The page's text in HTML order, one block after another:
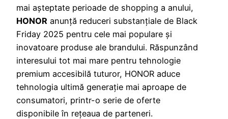
mai așteptate perioade de shopping a anului,
HONOR anunță reduceri substanțiale de Black
Friday 2025 pentru cele mai populare și
inovatoare produse ale brandului. Răspunzând
interesului tot mai mare pentru tehnologie
premium accesibilă tuturor, HONOR aduce
tehnologia ultimă generație mai aproape de
consumatori, printr-o serie de oferte
disponibile în rețeaua de parteneri.